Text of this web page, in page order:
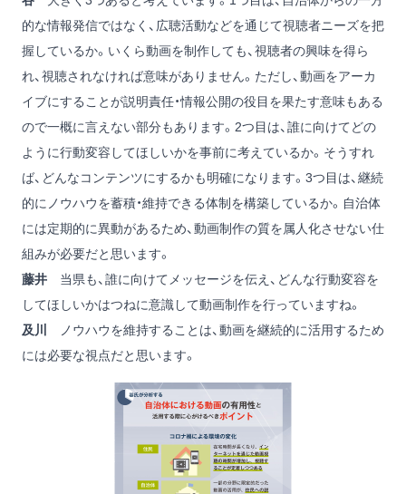
的な情報発信ではなく、広聴活動などを通じて視聴者ニーズを把
握しているか。いくら動画を制作しても、視聴者の興味を得ら
れ、視聴されなければ意味がありません。ただし、動画をアーカ
イブにすることが説明責任・情報公開の役目を果たす意味もある
ので一概に言えない部分もあります。2つ目は、誰に向けてどの
ように行動変容してほしいかを事前に考えているか。そうすれ
ば、どんなコンテンツにするかも明確になります。3つ目は、継続
的にノウハウを蓄積・維持できる体制を構築しているか。自治体
には定期的に異動があるため、動画制作の質を属人化させない仕
組みが必要だと思います。
藤井 当県も、誰に向けてメッセージを伝え、どんな行動変容を
してほしいかはつねに意識して動画制作を行っていますね。
及川
ノウハウを維持することは、動画を継続的に活用するため
には必要な視点だと思います。